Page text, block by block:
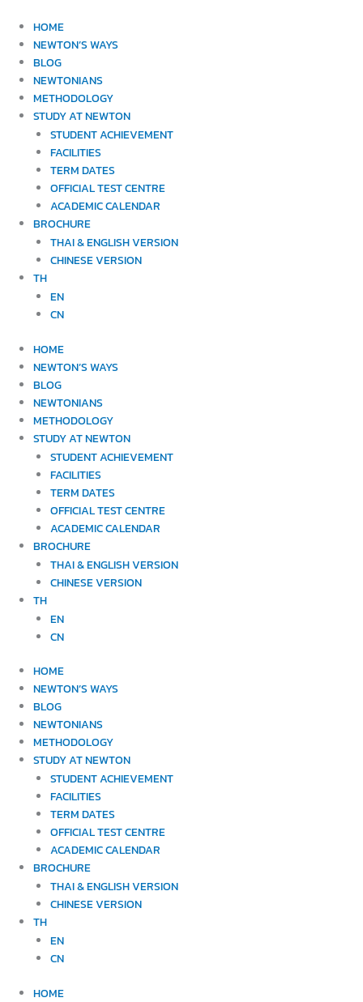
content
HOME
NEWTON’S WAYS
BLOG
NEWTONIANS
METHODOLOGY
STUDY AT NEWTON
STUDENT ACHIEVEMENT
FACILITIES
TERM DATES
OFFICIAL TEST CENTRE
ACADEMIC CALENDAR
BROCHURE
THAI & ENGLISH VERSION
CHINESE VERSION
TH
EN
CN
HOME
NEWTON’S WAYS
BLOG
NEWTONIANS
METHODOLOGY
STUDY AT NEWTON
STUDENT ACHIEVEMENT
FACILITIES
TERM DATES
OFFICIAL TEST CENTRE
ACADEMIC CALENDAR
BROCHURE
THAI & ENGLISH VERSION
CHINESE VERSION
TH
EN
CN
HOME
NEWTON’S WAYS
BLOG
NEWTONIANS
METHODOLOGY
STUDY AT NEWTON
STUDENT ACHIEVEMENT
FACILITIES
TERM DATES
OFFICIAL TEST CENTRE
ACADEMIC CALENDAR
BROCHURE
THAI & ENGLISH VERSION
CHINESE VERSION
TH
EN
CN
HOME